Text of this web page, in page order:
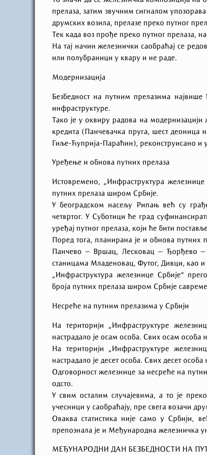
прелаза, затим звучним сигналом
друмских возила, прелазе преко путног
Тек када воз прође преко путног прелаза,
На тај начин железнички саобраћај се
или полубраници у квару и не раде.
Модернизација
Безбедност на путним прелазима највише
инфраструктуре.
Тако је у оквиру радова на
кредита (Панчевачка пруга, шест
Гиље-Ћуприја-Параћин), реконструисано и
Уређење и обнова путних прелаза
Истовремено, „Инфраструктура
путних прелаза широм Србије.
У београдском насељу Рипањ већ су
четвртог. У Суботици ће град
уређај путног прелаза, који ће бити
Поред тога, планирана је и обнова
Панчево – Вршац, Лесковац – Ђорђево
станицама Младеновац, Футог, Дивци, као и
„Инфраструктура железнице Србије“
броја путних прелаза широм Србије
Несреће на путним прелазима у Србији
На територији „Инфраструктуре
настрадало је осам особа. Свих осам особа
На територији „Инфраструктуре
настрадало је десет особа. Свих десет
Одговорност железнице за несреће на
одсто.
У свим осталим случајевима, а то је
учесници у саобраћају, пре свега возачи
Оваква статистика није само у Србији,
препознала је и Међународна железничка
МЕЂУНАРОДНИ ДАН БЕЗБЕДНОСТИ НА